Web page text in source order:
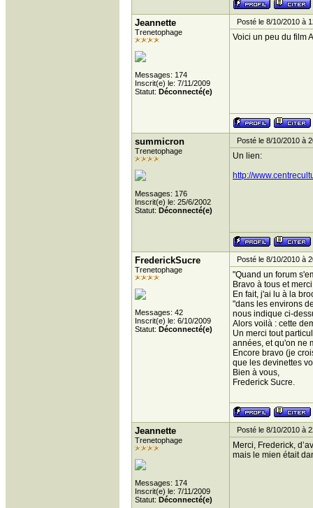
Jeannette
Trenetophage
Messages: 174
Inscrit(e) le: 7/11/2009
Statut: Déconnecté(e)
Posté le 8/10/2010 à
Voici un peu du film
summicron
Trenetophage
Messages: 176
Inscrit(e) le: 25/6/2002
Statut: Déconnecté(e)
Posté le 8/10/2010 à
Un lien:
http://
FrederickSucre
Trenetophage
Messages: 42
Inscrit(e) le: 6/10/2009
Statut: Déconnecté(e)
Posté le 8/10/2010 à
"Quand un forum
Bravo à tous et
En fait, j'ai lu à la
"dans les environs
nous indique ci-
Alors voilà : cette
Un merci tout
années, et qu'on ne
Encore bravo (je
que les devinettes
Bien à vous,
Frederick Sucre.
Jeannette
Trenetophage
Messages: 174
Inscrit(e) le: 7/11/2009
Statut: Déconnecté(e)
Posté le 8/10/2010 à
Merci, Frederick,
mais le mien était